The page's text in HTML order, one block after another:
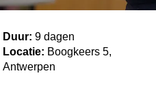
Duur: 9 dagen
Locatie: Boogkeers 5,
Antwerpen